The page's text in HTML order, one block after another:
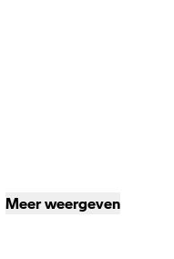
Meer weergeven